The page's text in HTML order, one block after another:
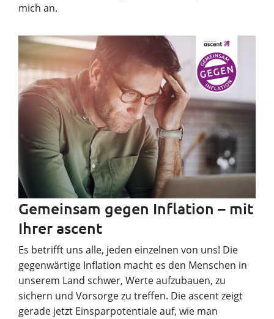
mich an.
Gemeinsam gegen Inflation – mit
Ihrer ascent
Es betrifft uns alle, jeden einzelnen von uns! Die
gegenwärtige Inflation macht es den Menschen in
unserem Land schwer, Werte aufzubauen, zu
sichern und Vorsorge zu treffen. Die ascent zeigt
gerade jetzt Einsparpotentiale auf, wie man